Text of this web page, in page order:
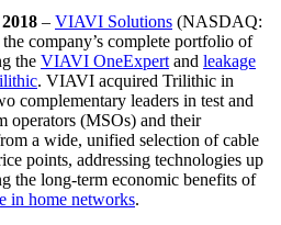
– VIAVI Solutions (NASDAQ:
company’s complete portfolio of
the VIAVI OneExpert and leakage
. VIAVI acquired Trilithic in
complementary leaders in test and
operators (MSOs) and their
a wide, unified selection of cable
points, addressing technologies up
the long-term economic benefits of
in home networks.